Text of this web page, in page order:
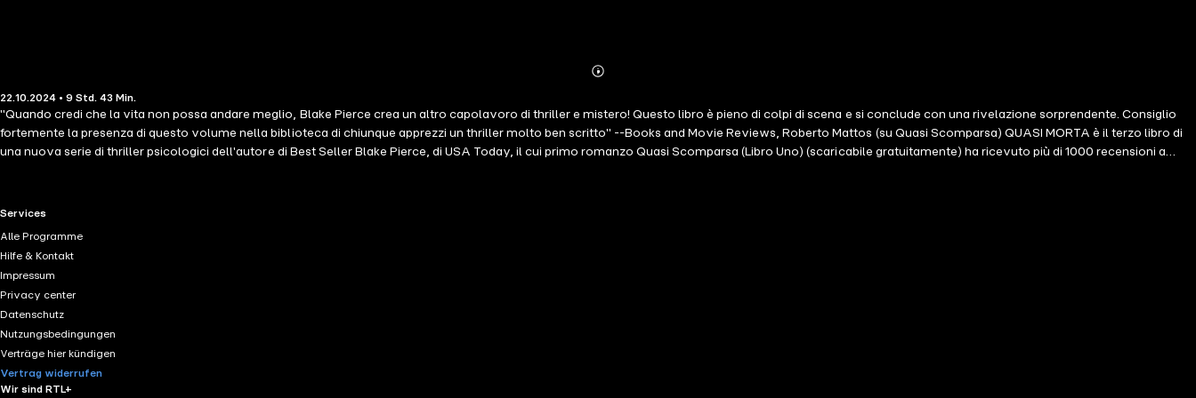
Mehr
22.10.2024 • 9 Std. 43 Min.
"Quando credi che la vita non possa andare meglio, Blake Pierce crea un altro capolavoro di thriller e mistero! Questo libro è pieno di colpi di scena e si conclude con una rivelazione sorprendente. Consiglio
fortemente la presenza di questo volume nella biblioteca di chiunque apprezzi un thriller molto ben scritto" --Books and Movie Reviews, Roberto Mattos (su Quasi Scomparsa) QUASI MORTA è il terzo libro di
una nuova serie di thriller psicologici dell'autore di Best Seller Blake Pierce, di USA Today, il cui primo romanzo Quasi Scomparsa (Libro Uno) (scaricabile gratuitamente) ha ricevuto più di 1000 recensioni a
una scoperta orribile le fa superare il limite. E quando avviene l'inimmaginabile, sarà troppo tardi per allontanarsi dal baratro? In chi, si chiede, si sta trasformando? Un affascinante mistero colmo di personaggi
quarto libro della serie sarà presto disponibile.
RTL+ useful links.
Services
Alle Programme
Hilfe & Kontakt
Impressum
Privacy center
Datenschutz
Nutzungsbedingungen
Verträge hier kündigen
Vertrag widerrufen
Wir sind RTL+